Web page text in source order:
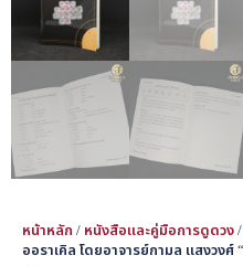
หน้าหลัก / หนังสือและคู่มือการดูดวง
ออราเคิล โดยอาจารย์กามล แสงวงศ์